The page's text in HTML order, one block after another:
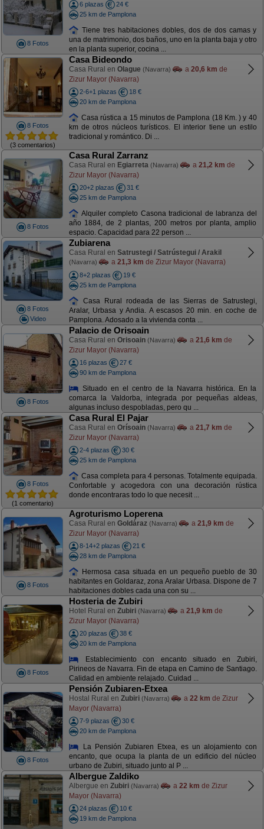
8 Fotos
6 plazas
24 €
25 km de Pamplona
Tiene tres habitaciones dobles, dos de dos camas y
una de matrimonio, dos baños, uno en la planta baja y otro
en la planta superior, cocina ...
8 Fotos
(3 comentarios)
Casa Bideondo
Casa Rural en Olague (Navarra) a 20,6 km de
Zizur Mayor (Navarra)
2-6+1 plazas
18 €
20 km de Pamplona
Casa rústica a 15 minutos de Pamplona (18 Km. ) y 40
km de otros núcleos turísticos. El interior tiene un estilo
tradicional y romántico. Di ...
8 Fotos
Casa Rural Zarranz
Casa Rural en Egiarreta (Navarra) a 21,2 km de
Zizur Mayor (Navarra)
20+2 plazas
31 €
25 km de Pamplona
Alquiler completo Casona tradicional de labranza del
año 1884, de 2 plantas, 200 metros por planta, amplio
espacio. Capacidad para 22 person ...
8 Fotos
Video
Zubiarena
Casa Rural en Satrustegi / Satrústegui / Arakil
(Navarra) a 21,3 km de Zizur Mayor (Navarra)
8+2 plazas
19 €
25 km de Pamplona
Casa Rural rodeada de las Sierras de Satrustegi,
Aralar, Urbasa y Andia. A escasos 20 min. en coche de
Pamplona. Adosado a la vivienda conta ...
8 Fotos
Palacio de Orisoain
Casa Rural en Orisoain (Navarra) a 21,6 km de
Zizur Mayor (Navarra)
16 plazas
27 €
90 km de Pamplona
Situado en el centro de la Navarra histórica. En la
comarca la Valdorba, integrada por pequeñas aldeas,
algunas incluso despobladas, pero qu ...
8 Fotos
(1 comentario)
Casa Rural El Pajar
Casa Rural en Orísoain (Navarra) a 21,7 km de
Zizur Mayor (Navarra)
2-4 plazas
30 €
25 km de Pamplona
Casa completa para 4 personas. Totalmente equipada.
Confortable y acogedora con una decoración rústica
donde encontraras todo lo que necesit ...
8 Fotos
Agroturismo Loperena
Casa Rural en Goldáraz (Navarra) a 21,9 km de
Zizur Mayor (Navarra)
8-14+2 plazas
21 €
28 km de Pamplona
Hermosa casa situada en un pequeño pueblo de 30
habitantes en Goldaraz, zona Aralar Urbasa. Dispone de 7
habitaciones dobles cada una con su ...
8 Fotos
Hosteria de Zubiri
Hotel Rural en Zubiri (Navarra) a 21,9 km de
Zizur Mayor (Navarra)
20 plazas
38 €
20 km de Pamplona
Establecimiento con encanto situado en Zubiri,
Pirineos de Navarra. Fin de etapa en Camino de Santiago.
Calidad en ambiente relajado. Cuidad ...
8 Fotos
Pensión Zubiaren-Etxea
Hostal Rural en Zubiri (Navarra) a 22 km de Zizur
Mayor (Navarra)
7-9 plazas
30 €
20 km de Pamplona
La Pensión Zubiaren Etxea, es un alojamiento con
encanto, que ocupa la planta de un edificio del núcleo
urbano de Zubiri, situado junto al P ...
Albergue Zaldiko
Albergue en Zubiri (Navarra) a 22 km de Zizur
Mayor (Navarra)
24 plazas
10 €
19 km de Pamplona